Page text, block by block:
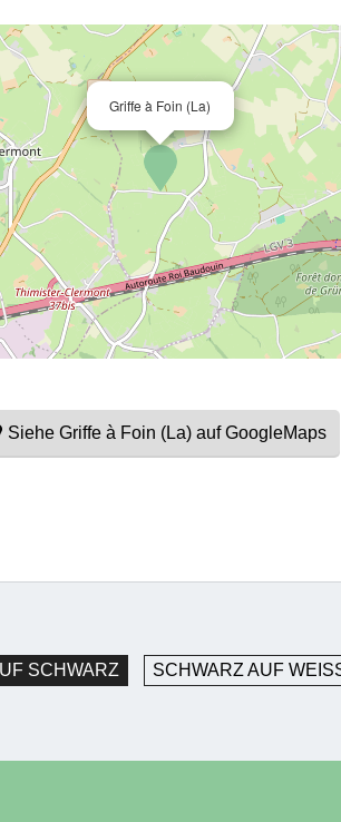
Griffe à Foin (La)
Siehe Griffe à Foin (La) auf GoogleMaps
SCHWARZ SCHWARZ AUF WEISS